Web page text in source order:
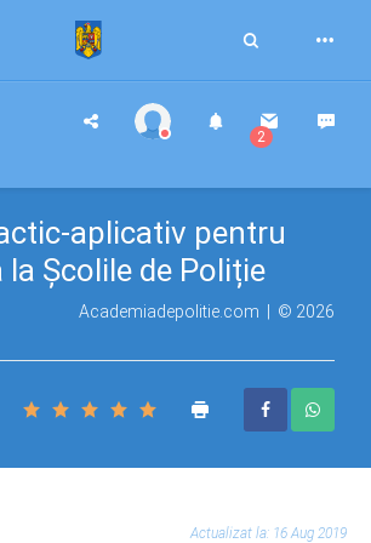
Toggle
2
aplicativ pentru
Școlile de Poliție
Academiadepolitie.com | © 2026
Actualizat la: 16 Aug 2019